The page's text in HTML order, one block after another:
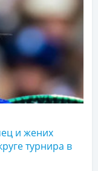
и жених
турнира в